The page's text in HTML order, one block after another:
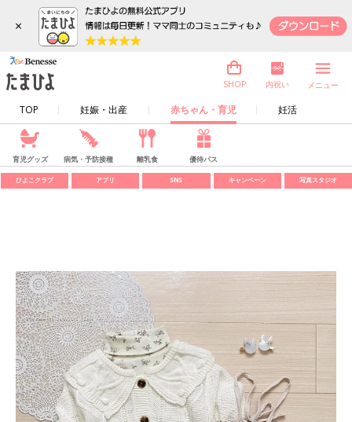
×
TOP 妊娠・出産 赤ちゃん・育児 妊活
SHOP 内祝い メニュー
育児グッズ 病気・予防接種 離乳食 優待パス
ひよこクラブ アプリ SNS キャンペーン 写真スタジオ